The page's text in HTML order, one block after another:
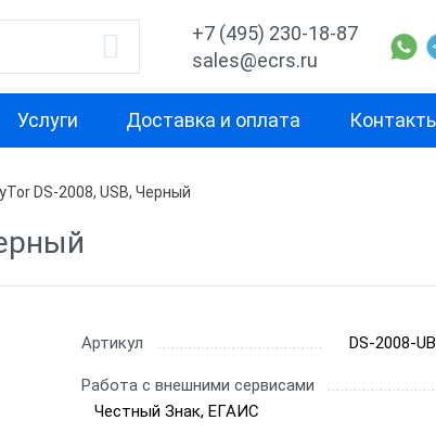
+7 (495) 230-18-87
sales@ecrs.ru
Услуги Доставка и оплата
1D
Ручные сканеры Встраиваемые
Стационарные
Проводные
DS-2008, USB, Черный
Артикул DS-2008-
Работа с внешними сервисами
Честный Знак, ЕГАИС